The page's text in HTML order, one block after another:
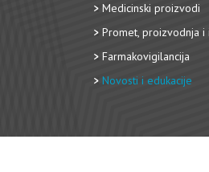
Medicinski proizvodi
Promet, proizvodnja i
Farmakovigilancija
Novosti i edukacije